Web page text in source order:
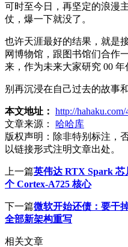
可时至今日，再坚定的浪漫
仗，爆一下就没了。
也许天涯最好的结果，就是
网博物馆，跟图书馆们合作
来，作为未来大家研究 00 年
别再沉浸在自己过去的故事
本文地址： http://
文章来源：
哈哈库
版权声明： 除非特别标注，
以链接形式注明文章出处。
上一篇英伟达 RTX Spark 芯
个 Cortex-A725 核心
下一篇微软开始还债：要干
全部新架构重写
相关文章